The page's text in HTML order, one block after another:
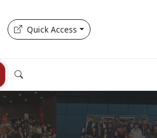
Quick Access